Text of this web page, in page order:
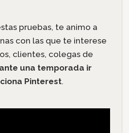
pruebas, te animo a
con las que te interese
clientes, colegas de
una temporada ir
Pinterest.